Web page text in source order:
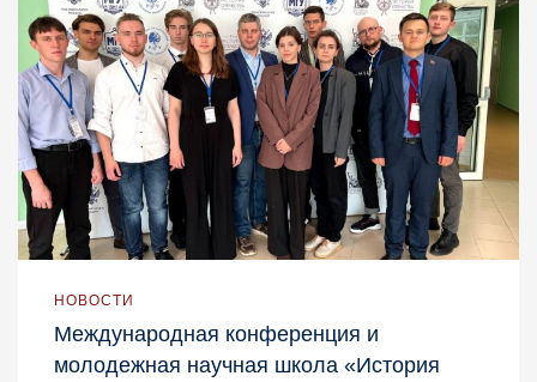
НОВОСТИ
Международная конференция и
молодежная научная школа «История